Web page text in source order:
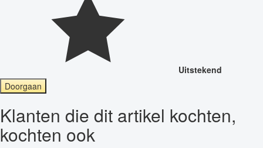
Uitstekend
Doorgaan
Klanten die dit artikel kochten,
kochten ook